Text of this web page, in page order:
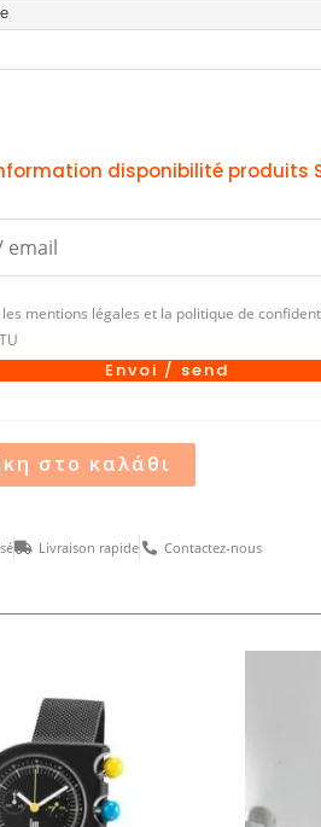
disponibilité produits
les mentions légales et la politique de
Envoi / send
στο καλάθι
Livraison rapide Contactez-nous